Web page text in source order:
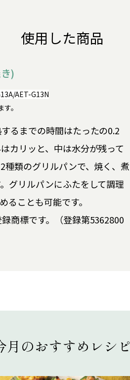
使用した商品
)
AET-G13N
。
るまでの時間はたったの0.2
カリッと、中は水分が残って
種類のグリルパンで、焼く、煮
グリルパンにふたをして調理
ことも可能です。
商標です。（登録第5362800
月のおすすめレシピ